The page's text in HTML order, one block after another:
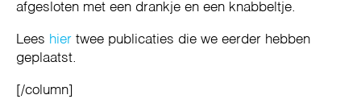
afgesloten met een drankje en een knabbeltje.
Lees hier twee publicaties die we eerder hebben
geplaatst.
[/column]